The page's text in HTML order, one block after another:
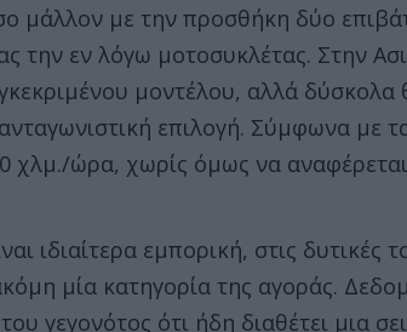
μάλλον με την προσθήκη δύο
την εν λόγω μοτοσυκλέτας. Στην
μοντέλου, αλλά
επιλογή. Σύμφωνα με
χλμ./ώρα, χωρίς όμως να
ιδιαίτερα εμπορική, στις δυτικές
μία κατηγορία της αγοράς.
γεγονότος ότι ήδη διαθέτει μια